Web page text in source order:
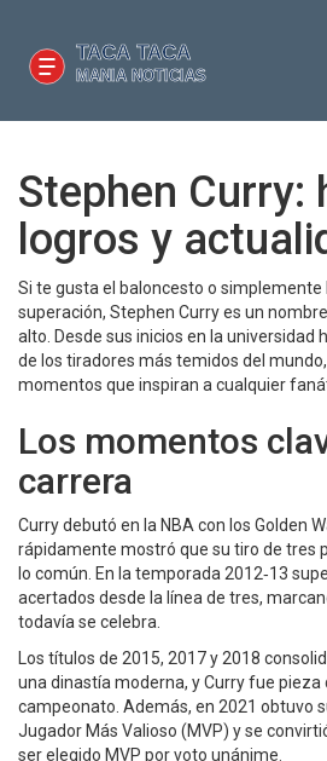
Stephen Curry:
logros y
Si te gusta el baloncesto o simplemente
superación, Stephen Curry es un
alto. Desde sus inicios en la universidad
de los tiradores más temidos del
momentos que inspiran a cualquier
Los momentos
carrera
Curry debutó en la NBA con los Golden
rápidamente mostró que su tiro de tres
lo común. En la temporada 2012‑13
acertados desde la línea de tres,
todavía se celebra.
Los títulos de 2015, 2017 y 2018
una dinastía moderna, y Curry fue pieza
campeonato. Además, en 2021 obtuvo
Jugador Más Valioso (MVP) y se
ser elegido MVP por voto unánime.